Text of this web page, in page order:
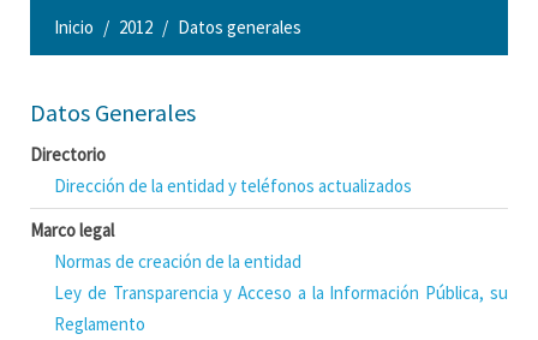
Inicio 2012 Datos generales
Datos Generales
Directorio
Dirección de la entidad y teléfonos actualizados
Marco legal
Normas de creación de la entidad
Ley de Transparencia y Acceso a la Información Pública, su
Reglamento